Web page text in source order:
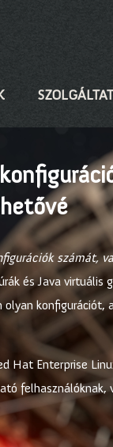
számát,
és Java virtuális
konfigurációt,
Hat Enterprise
felhasználóknak,